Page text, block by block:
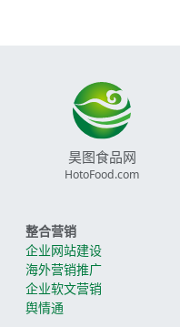
昊图食品网
HotoFood.com
整合营销
企业网站建设
海外营销推广
企业软文营销
舆情通